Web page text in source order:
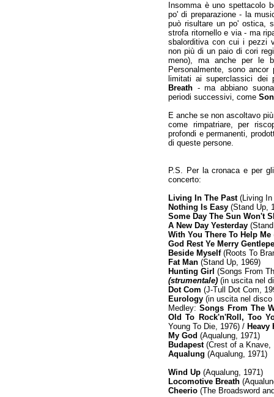
Insomma è uno spettacolo
po' di preparazione - la
può risultare un po' ostica,
strofa ritornello e via - ma
sbalorditiva con cui i pezzi
non più di un paio di cori
meno), ma anche per le
Personalmente, sono
limitati ai superclassici
Breath - ma abbiano
periodi successivi, come
E anche se non ascoltavo
come rimpatriare, per
profondi e permanenti,
di queste persone.
P.S. Per la cronaca e per
concerto:
Living In The Past(Living In
Nothing Is Easy (Stand Up,
Some Day The Sun Won't
A New Day Yesterday
With You There To Help Me
God Rest Ye Merry
Beside Myself(Roots To
Fat Man (Stand Up, 1969)
Hunting Girl (Songs From
(strumentale) (in uscita nel
Dot Com (J-Tull Dot Com,
Eurology (in uscita nel
Medley:Songs From The
Old To Rock'n'Roll, Too
Young To Die, 1976) / Heavy
My God (Aqualung, 1971)
Budapest(Crest of a Knave,
Aqualung (Aqualung, 1971)
Wind Up (Aqualung, 1971)
Locomotive Breath
Cheerio (The Broadsword